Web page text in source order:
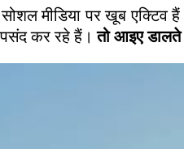
मीडिया पर खूब एक्टिव
कर रहे हैं। तो आइए डालते